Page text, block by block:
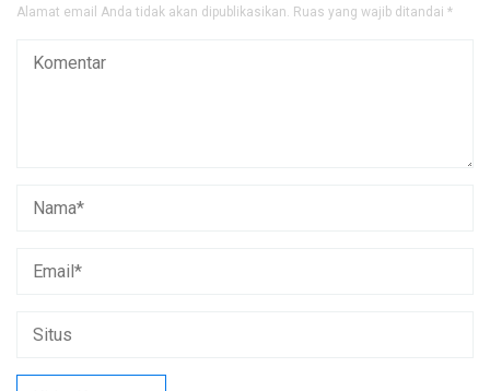
Alamat email Anda tidak akan dipublikasikan. Ruas yang wajib ditandai *